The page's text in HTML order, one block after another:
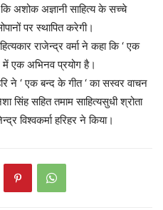
कि अशोक अज्ञानी साहित्य के सच्चे
पर स्थापित करेगी।
राजेन्द्र वर्मा ने कहा कि ‘ एक
में एक अभिनव प्रयोग है।
ने ‘ एक बन्द के गीत ‘ का सस्वर वाचन
सिंह सहित तमाम साहित्यसुधी श्रोता
विश्वकर्मा हरिहर ने किया।